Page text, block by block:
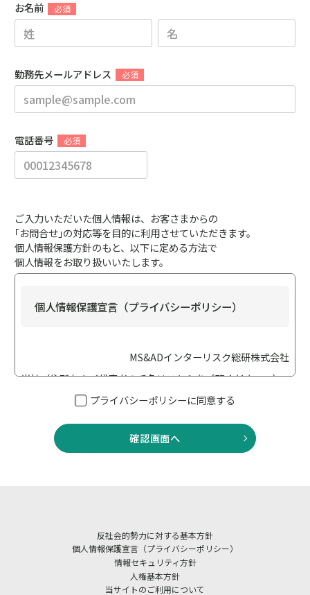
お名前
勤務先メールアドレス
電話番号
ご入力いただいた個人情報は、お客さまからの
｢お問合せ｣の対応等を目的に利用させていただきます。
個人情報保護方針のもと、以下に定める方法で
個人情報をお取り扱いいたします。
個人情報保護宣言（プライバシーポリシー）
MS&ADインターリスク総研株式会社
当社（住所および代表者の氏名はこちらをご覧ください。）
は、個人情報保護の重要性に鑑み、「個人情報保護に関する
における特定の個人を識別するための番号の利用等に関する
法律（以下「番号法」といいます）」、その他の法令・ガイ
ます。 また、当社における個人情報の取扱いおよび安全管理
に係る適切な措置については、適宜見直しを行い、改善いた
プライバシーポリシーに同意する
確認画面へ
反社会的勢力に対する基本方針
個人情報保護宣言（プライバシーポリシー）
情報セキュリティ方針
人権基本方針
当サイトのご利用について